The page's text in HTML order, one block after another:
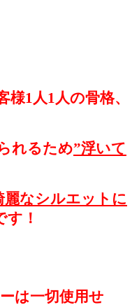
1人1人の骨格、
れるため”浮いて
なシルエットに
！
は一切使用せ